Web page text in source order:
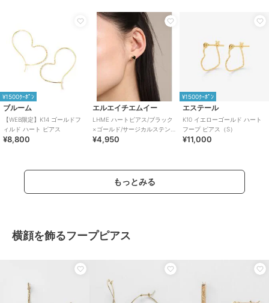
¥1500ｸｰﾎﾟﾝ
ブルーム
【WEB限定】K14 ゴールドフ
ィルド ハート ピアス
¥8,800
エルエイチエムイー
LHME ハートピアス/ブラック
×ゴールド/サージカルステン
レス 金属アレルギー対応
¥4,950
¥1500ｸｰﾎﾟﾝ
エステール
K10 イエローゴールド ハート
フープ ピアス（S）
¥11,000
もっとみる
横顔を飾るフープピアス